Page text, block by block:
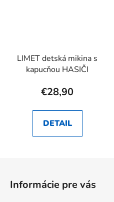
LIMET detská mikina s
kapucňou HASIČI
€28,90
DETAIL
Informácie pre vás